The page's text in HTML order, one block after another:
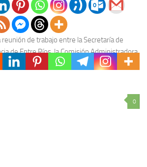
de trabajo entre la Secretaría de
de Entre Ríos, la Comisión Administradora
y...
0